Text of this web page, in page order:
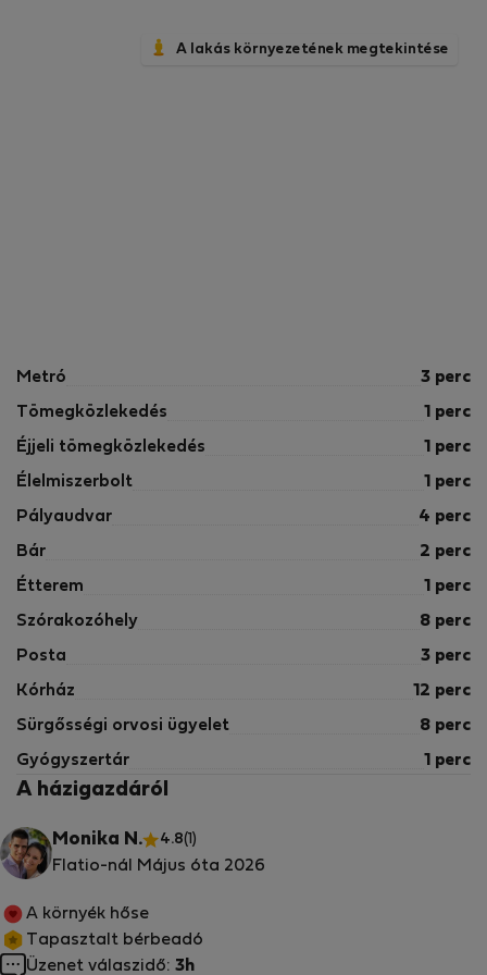
A lakás környezetének megtekintése
Metró 3 perc
Tömegközlekedés 1 perc
Éjjeli tömegközlekedés 1 perc
Élelmiszerbolt 1 perc
Pályaudvar 4 perc
Bár 2 perc
Étterem 1 perc
Szórakozóhely 8 perc
Posta 3 perc
Kórház 12 perc
Sürgősségi orvosi ügyelet 8 perc
Gyógyszertár 1 perc
A házigazdáról
Monika N. 4.8(1)
Flatio-nál Május óta 2026
A környék hőse
Tapasztalt bérbeadó
Üzenet válaszidő: 3h